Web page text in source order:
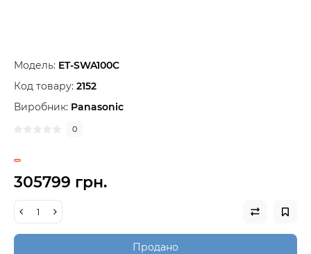
Модель: ET-SWA100C
Код товару: 2152
Виробник: Panasonic
0
305799 грн.
Продано